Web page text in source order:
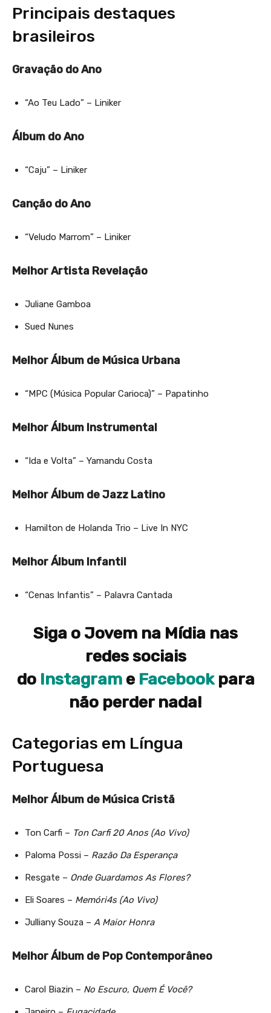
Principais destaques
brasileiros
Gravação do Ano
“Ao Teu Lado” – Liniker
Álbum do Ano
“Caju” – Liniker
Canção do Ano
“Veludo Marrom” – Liniker
Melhor Artista Revelação
Juliane Gamboa
Sued Nunes
Melhor Álbum de Música Urbana
“MPC (Música Popular Carioca)” – Papatinho
Melhor Álbum Instrumental
“Ida e Volta” – Yamandu Costa
Melhor Álbum de Jazz Latino
Hamilton de Holanda Trio – Live In NYC
Melhor Álbum Infantil
“Cenas Infantis” – Palavra Cantada
Siga o Jovem na Mídia nas
redes sociais
do Instagram e Facebookpara
não perder nada!
Categorias em Língua
Portuguesa
Melhor Álbum de Música Cristã
Ton Carfi – Ton Carfi 20 Anos (Ao Vivo)
Paloma Possi – Razão Da Esperança
Resgate – Onde Guardamos As Flores?
Eli Soares – Memóri4s (Ao Vivo)
Julliany Souza – A Maior Honra
Melhor Álbum de Pop Contemporâneo
Carol Biazin – No Escuro, Quem É Você?